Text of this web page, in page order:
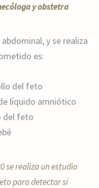
y obstetra
y se realiza
es:
del feto
líquido amniótico
del feto
se realiza un estudio
para detectar si